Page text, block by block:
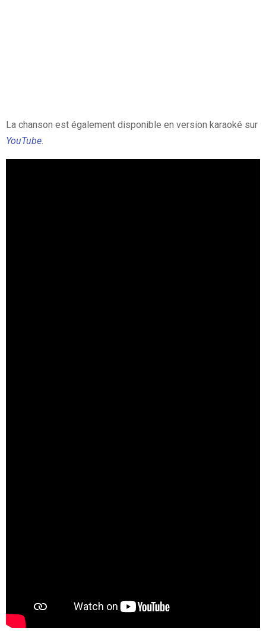
La chanson est également disponible en version karaoké sur
YouTube.